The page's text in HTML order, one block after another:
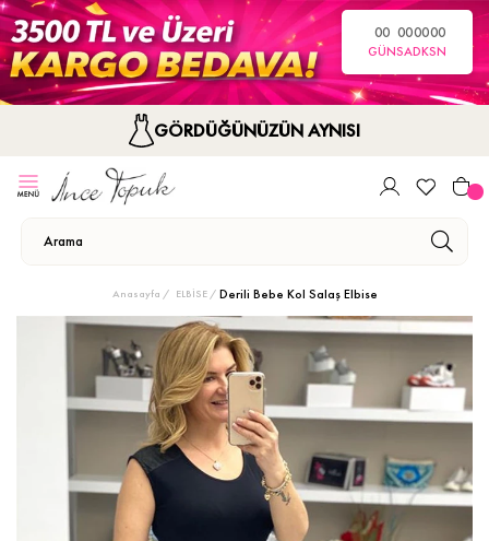
00
GÜN
00
SA
00
DK
00
SN
GÖRDÜĞÜNÜZÜN AYNISI
Anasayfa ELBİSE Derili Bebe Kol Salaş Elbise